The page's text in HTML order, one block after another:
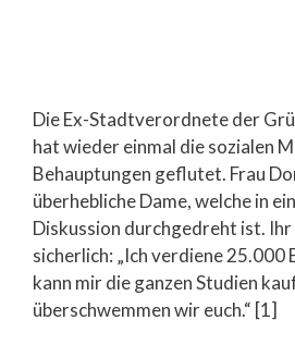
Die Ex-Stadtverordnete der
hat wieder einmal die sozialen
Behauptungen geflutet. Frau
überhebliche Dame, welche in
Diskussion durchgedreht ist.
sicherlich: „Ich verdiene 25.000
kann mir die ganzen Studien
überschwemmen wir euch.“ [1]